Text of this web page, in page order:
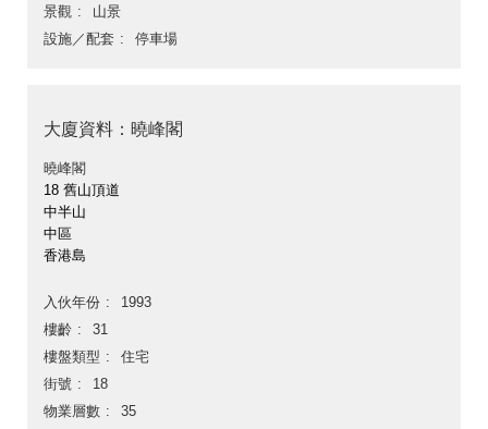
景觀
山景
設施／配套
停車場
大廈資料：曉峰閣
曉峰閣
18 舊山頂道
中半山
中區
香港島
入伙年份
1993
樓齡
31
樓盤類型
住宅
街號
18
物業層數
35